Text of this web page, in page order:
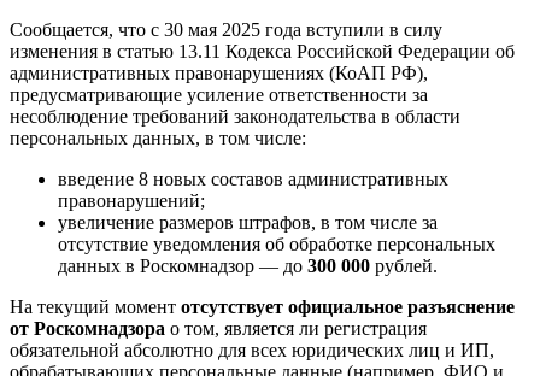
Сообщается, что с 30 мая 2025 года вступили в силу
изменения в статью 13.11 Кодекса Российской Федерации об
административных правонарушениях (КоАП РФ),
предусматривающие усиление ответственности за
несоблюдение требований законодательства в области
персональных данных, в том числе:
введение 8 новых составов административных
правонарушений;
увеличение размеров штрафов, в том числе за
отсутствие уведомления об обработке персональных
данных в Роскомнадзор — до 300 000 рублей.
На текущий момент отсутствует официальное разъяснение
от Роскомнадзора о том, является ли регистрация
обязательной абсолютно для всех юридических лиц и ИП,
обрабатывающих персональные данные (например, ФИО и